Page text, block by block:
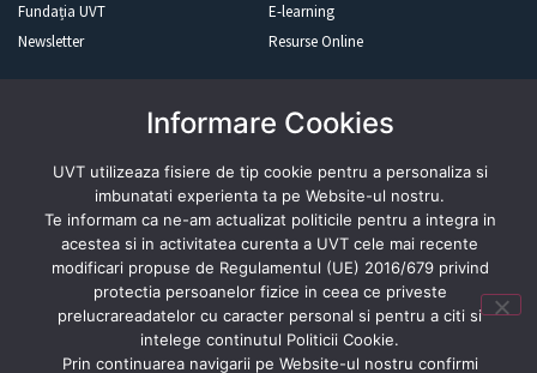
Fundația UVT
Newsletter
E-learning
Resurse Online
Abonează-te
Informare Cookies
UVT utilizeaza fisiere de tip cookie pentru a personaliza si
imbunatati experienta ta pe Website-ul nostru.
Te informam ca ne-am actualizat politicile pentru a integra in
acestea si in activitatea curenta a UVT cele mai recente
modificari propuse de Regulamentul (UE) 2016/679 privind
protectia persoanelor fizice in ceea ce priveste
prelucrareadatelor cu caracter personal si pentru a citi si
intelege continutul Politicii Cookie.
Prin continuarea navigarii pe Website-ul nostru confirmi